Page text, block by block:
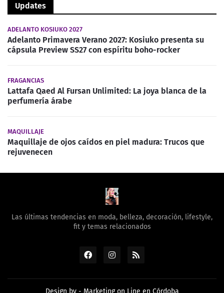
Updates
ADELANTO KOSIUKO 2027
Adelanto Primavera Verano 2027: Kosiuko presenta su
cápsula Preview SS27 con espíritu boho-rocker
FRAGANCIAS
Lattafa Qaed Al Fursan Unlimited: La joya blanca de la
perfumería árabe
MAQUILLAJE
Maquillaje de ojos caídos en piel madura: Trucos que
rejuvenecen
Las últimas tendencias en moda, belleza, decoración, lifestyle,
fit y temas relacionados
Design by - Marketing on Line en Córdoba